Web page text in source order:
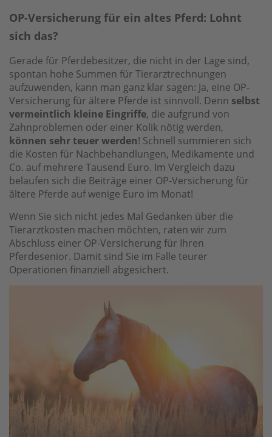
OP-Versicherung für ein altes Pferd: Lohnt
sich das?
Gerade für Pferdebesitzer, die nicht in der Lage sind,
spontan hohe Summen für Tierarztrechnungen
aufzuwenden, kann man ganz klar sagen: Ja, eine OP-
Versicherung für ältere Pferde ist sinnvoll. Denn selbst
vermeintlich kleine Eingriffe, die aufgrund von
Zahnproblemen oder einer Kolik nötig werden,
können sehr teuer werden! Schnell summieren sich
die Kosten für Nachbehandlungen, Medikamente und
Co. auf mehrere Tausend Euro. Im Vergleich dazu
belaufen sich die Beiträge einer OP-Versicherung für
ältere Pferde auf wenige Euro im Monat!
Wenn Sie sich nicht jedes Mal Gedanken über die
Tierarztkosten machen möchten, raten wir zum
Abschluss einer OP-Versicherung für Ihren
Pferdesenior. Damit sind Sie im Falle teurer
Operationen finanziell abgesichert.